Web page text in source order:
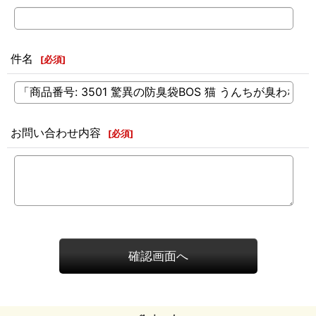
件名 [必須]
お問い合わせ内容 [必須]
確認画面へ